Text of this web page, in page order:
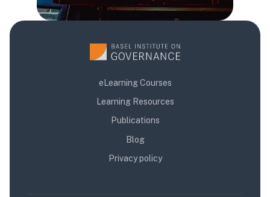
eLearning Courses
Learning Resources
Publications
Blog
Privacy policy